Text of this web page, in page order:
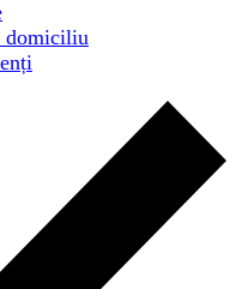
domiciliu